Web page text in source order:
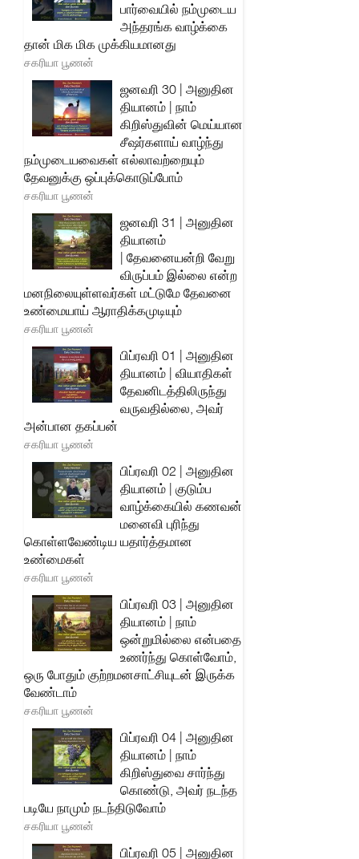
பார்வையில் நம்முடைய
அந்தரங்க வாழ்க்கை
தான் மிக மிக முக்கியமானது
சகரியா பூணன்
ஜனவரி 30 | அனுதின
தியானம் | நாம்
கிறிஸ்துவின் மெய்யான
சீஷர்களாய் வாழ்ந்து
நம்முடையவைகள் எல்லாவற்றையும்
தேவனுக்கு ஒப்புக்கொடுப்போம்
சகரியா பூணன்
ஜனவரி 31 | அனுதின
தியானம்
| தேவனையன்றி வேறு
விருப்பம் இல்லை என்ற
மனநிலையுள்ளவர்கள் மட்டுமே தேவனை
உண்மையாய் ஆராதிக்கமுடியும்
சகரியா பூணன்
பிப்ரவரி 01 | அனுதின
தியானம் | வியாதிகள்
தேவனிடத்திலிருந்து
வருவதில்லை, அவர்
அன்பான தகப்பன்
சகரியா பூணன்
பிப்ரவரி 02 | அனுதின
தியானம் | குடும்ப
வாழ்க்கையில் கணவன்
மனைவி புரிந்து
கொள்ளவேண்டிய யதார்த்தமான
உண்மைகள்
சகரியா பூணன்
பிப்ரவரி 03 | அனுதின
தியானம் | நாம்
ஒன்றுமில்லை என்பதை
உணர்ந்து கொள்வோம்,
ஒரு போதும் குற்றமனசாட்சியுடன் இருக்க
வேண்டாம்
சகரியா பூணன்
பிப்ரவரி 04 | அனுதின
தியானம் | நாம்
கிறிஸ்துவை சார்ந்து
கொண்டு, அவர் நடந்த
படியே நாமும் நடந்திடுவோம்
சகரியா பூணன்
பிப்ரவரி 05 | அனுதின